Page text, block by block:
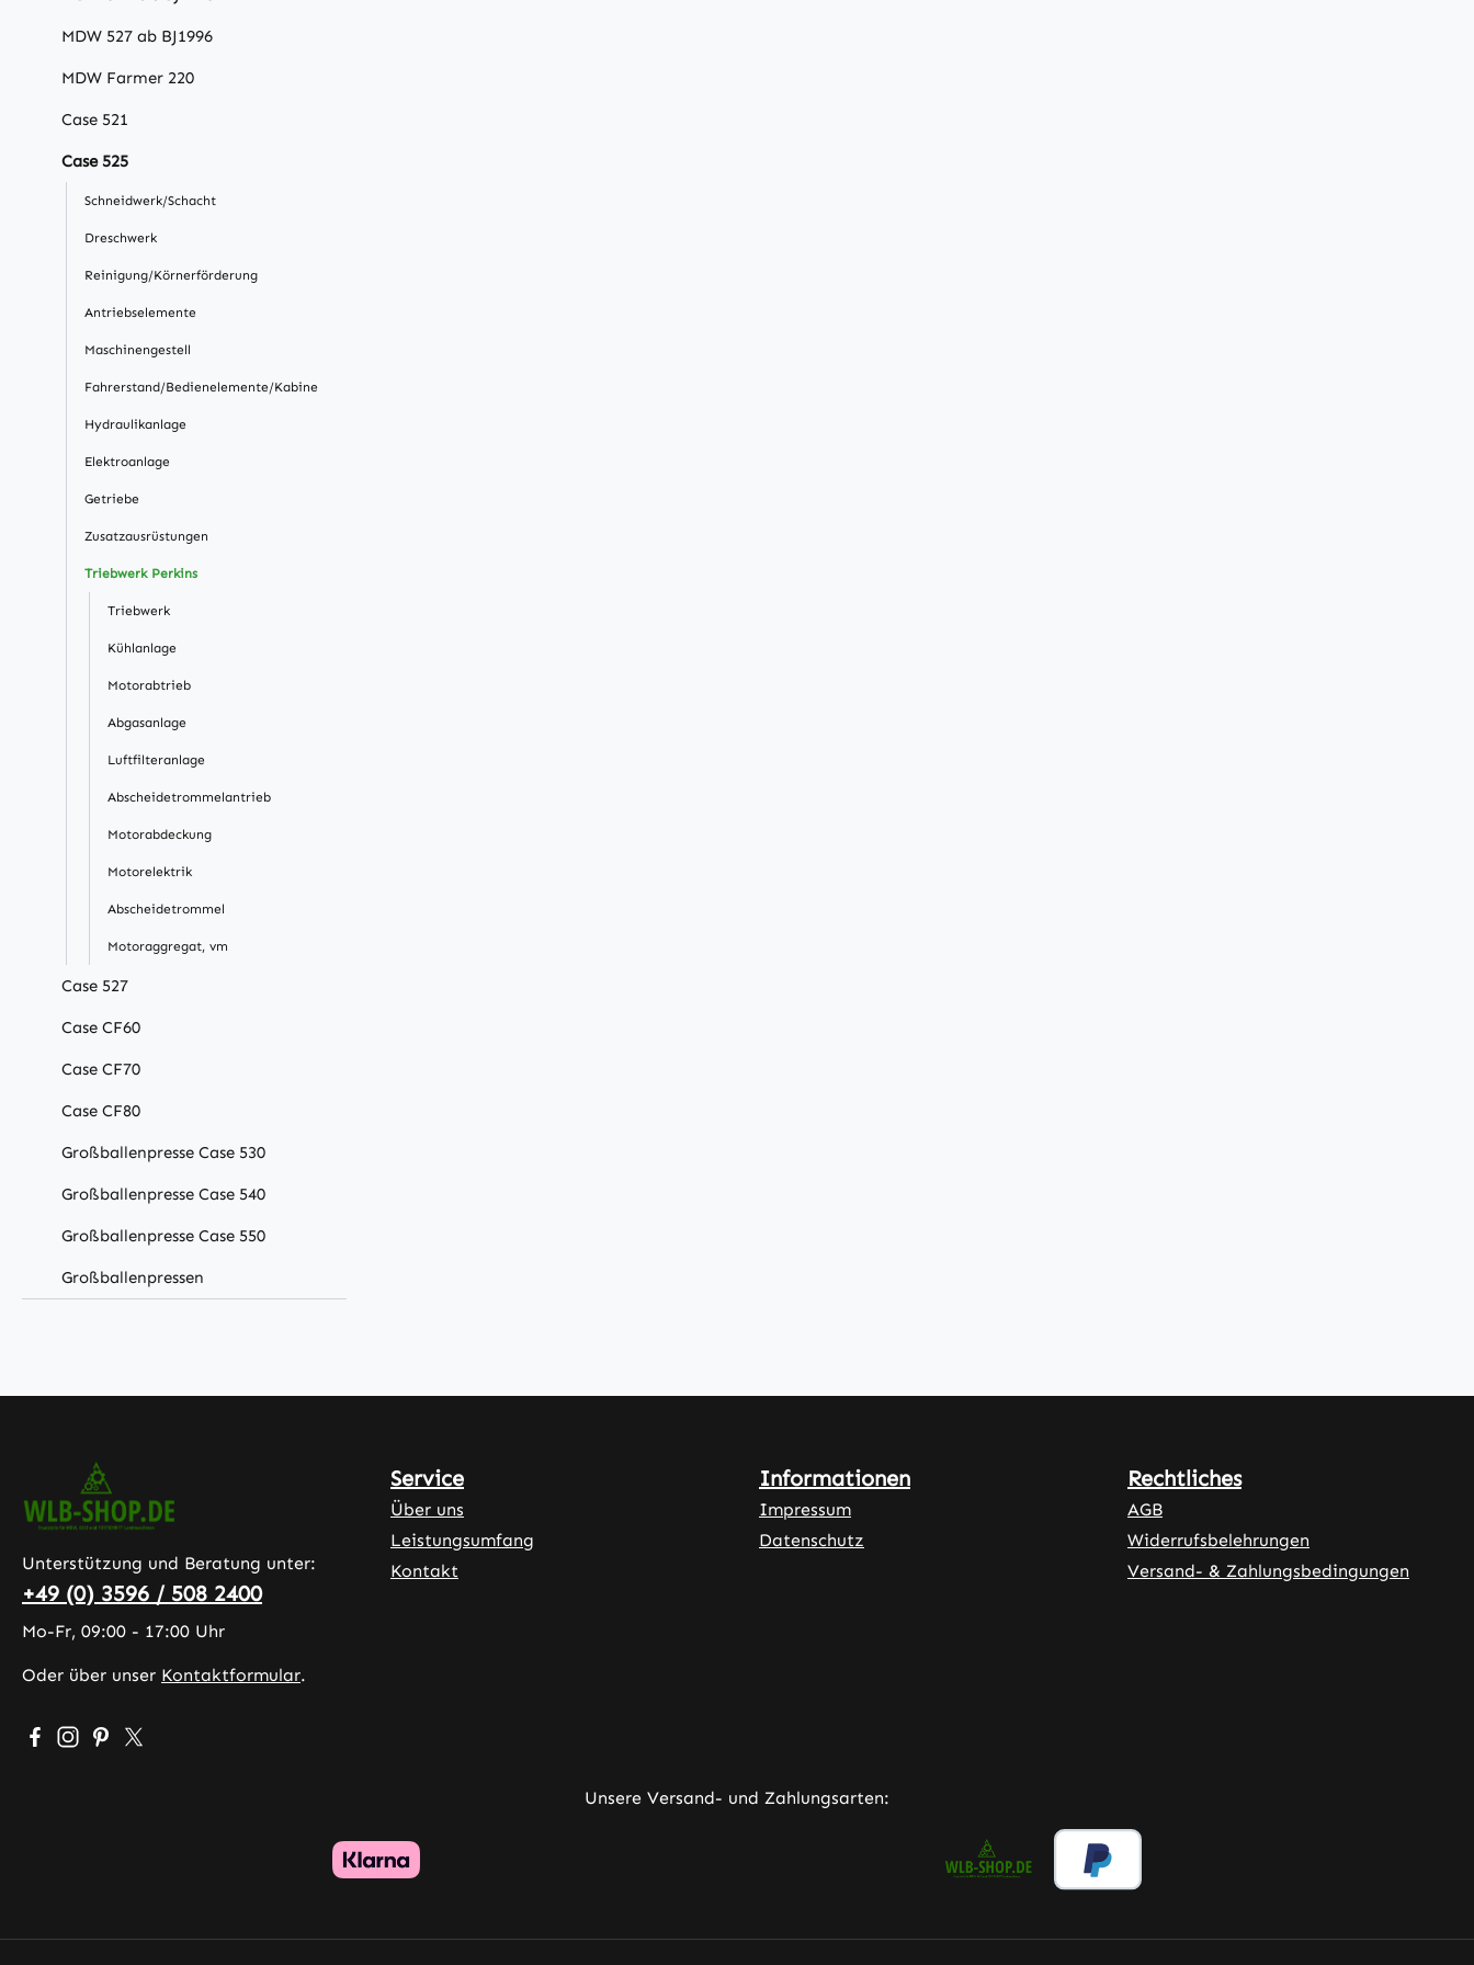
MDW 527 ab BJ1996
MDW Farmer 220
Case 521
Case 525
Schneidwerk/Schacht
Dreschwerk
Reinigung/Körnerförderung
Antriebselemente
Maschinengestell
Fahrerstand/Bedienelemente/Kabine
Hydraulikanlage
Elektroanlage
Getriebe
Zusatzausrüstungen
Triebwerk Perkins
Triebwerk
Kühlanlage
Motorabtrieb
Abgasanlage
Luftfilteranlage
Abscheidetrommelantrieb
Motorabdeckung
Motorelektrik
Abscheidetrommel
Motoraggregat, vm
Case 527
Case CF60
Case CF70
Case CF80
Großballenpresse Case 530
Großballenpresse Case 540
Großballenpresse Case 550
Großballenpressen
Unterstützung und Beratung unter:
+49 (0) 3596 / 508 2400
Mo-Fr, 09:00 - 17:00 Uhr
Oder über unser Kontaktformular.
Besuche uns auf Facebook – öffnet in neuem Tab (externer Link)
Schau auf Instagram vorbei – öffnet in neuem Tab (externer Link)
Lass dich auf Pinterest inspirieren – öffnet in neuem Tab (externer Link)
Folge uns auf X – öffnet in neuem Tab (externer Link)
Service
Über uns
Leistungsumfang
Kontakt
Informationen
Impressum
Datenschutz
Rechtliches
AGB
Widerrufsbelehrungen
Versand- & Zahlungsbedingungen
Unsere Versand- und Zahlungsarten: